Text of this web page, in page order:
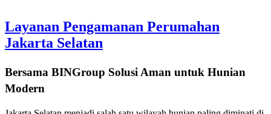
Layanan Pengamanan Perumahan
Jakarta Selatan
Bersama BINGroup Solusi Aman untuk Hunian
Modern